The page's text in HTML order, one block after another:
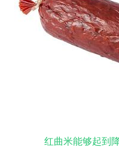
红曲米能够起到